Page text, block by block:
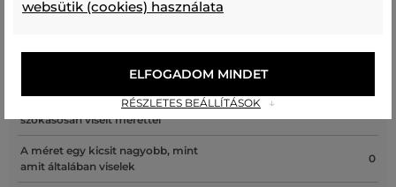
A méret sokkal kisebb, mint amit
A méret egy kicsit kisebb, mint
A méret megegyezik az általam
szokásosan viselt mérettel
A méret egy kicsit nagyobb, mint
amit általában viselek
0
websütik (cookies) használata
RÉSZLETES BEÁLLÍTÁSOK
ELFOGADOM MINDET